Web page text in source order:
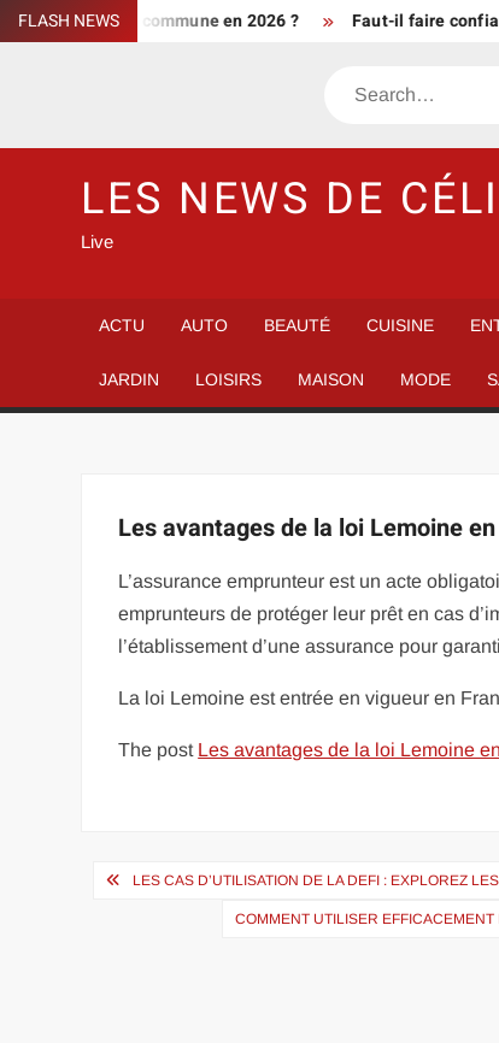
Skip
to
FLASH NEWS
d’une commune en 2026 ? Faut-il faire confiance
Search
LES NEWS DE
Live
ACTU AUTO BEAUTÉ CUISINE
JARDIN LOISIRS MAISON MODE
Les avantages de la loi Lemoine
L’assurance emprunteur est un acte
emprunteurs de protéger leur prêt en cas
l’établissement d’une assurance pour
La loi Lemoine est entrée en vigueur en
The post Les avantages de la loi Lemoine
Navigation
LES CAS D’UTILISATION DE LA DEFI : EXPLOREZ
COMMENT UTILISER